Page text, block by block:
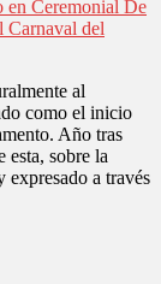
en Ceremonial De
Carnaval del
al
como el inicio
Año tras
sobre la
expresado a través